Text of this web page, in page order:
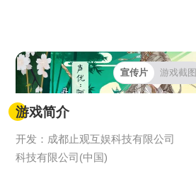
宣传片 游戏截图
游戏简介
开发：成都止观互娱科技有限公司
科技有限公司(中国)